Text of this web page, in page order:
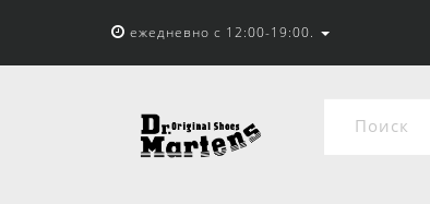
ежедневно с 12:00-19:00.